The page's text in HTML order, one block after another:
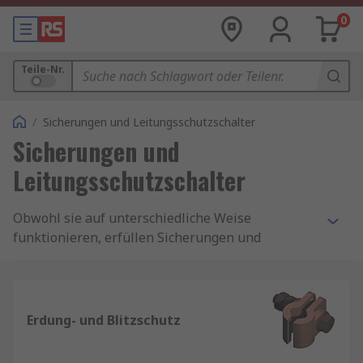
0
Teile-Nr.
/ Sicherungen und Leitungsschutzschalter
Sicherungen und
Leitungsschutzschalter
Obwohl sie auf unterschiedliche Weise
funktionieren, erfüllen Sicherungen und
übermäßigem Strom (als Überstrom oder
Erdung- und Blitzschutz